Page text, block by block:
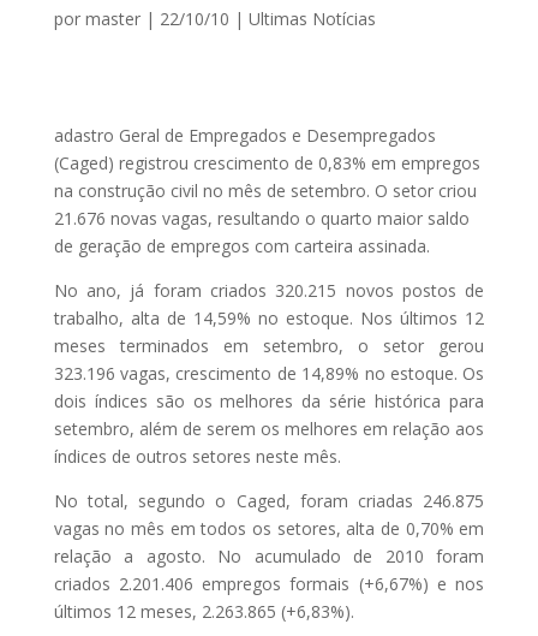
por master| 22/10/10 | Ultimas Notícias
adastro Geral de Empregados e Desempregados
(Caged) registrou crescimento de 0,83% em empregos
na construção civil no mês de setembro. O setor criou
21.676 novas vagas, resultando o quarto maior saldo
de geração de empregos com carteira assinada.
No ano, já foram criados 320.215 novos postos de
trabalho, alta de 14,59% no estoque. Nos últimos 12
meses terminados em setembro, o setor gerou
323.196 vagas, crescimento de 14,89% no estoque. Os
dois índices são os melhores da série histórica para
setembro, além de serem os melhores em relação aos
índices de outros setores neste mês.
No total, segundo o Caged, foram criadas 246.875
vagas no mês em todos os setores, alta de 0,70% em
relação a agosto. No acumulado de 2010 foram
criados 2.201.406 empregos formais (+6,67%) e nos
últimos 12 meses, 2.263.865 (+6,83%).